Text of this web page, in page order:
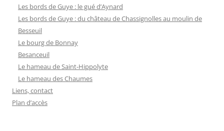
Les bords de Guye : le gué d’Aynard
Les bords de Guye : du château de Chassignolles au moulin de
Besseuil
Le bourg de Bonnay
Besanceuil
Le hameau de Saint-Hippolyte
Le hameau des Chaumes
Liens, contact
Plan d’accès